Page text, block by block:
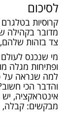
לסיכום
קרוסיות
מדובר בקהילה
צד בזהות
מי שנכנס
ופתיחות מגלה
למה שנראה על
והדבר הכי
אינטראקציה,
מבקשים: קבלה,